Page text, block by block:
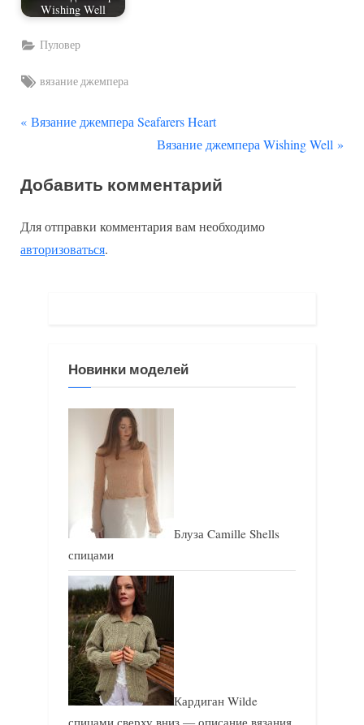
Wishing Well
Пуловер
Tags:
вязание джемпера
Навигация
записям
П
д
д
у
Вязание джемпера Seafarers Heart
С
е
у
а
Вязание джемпера Wishing Well
Добавить комментарий
Для отправки комментария вам необходимо
авторизоваться.
Новинки моделей
Блуза Camille Shells
спицами
Кардиган Wilde